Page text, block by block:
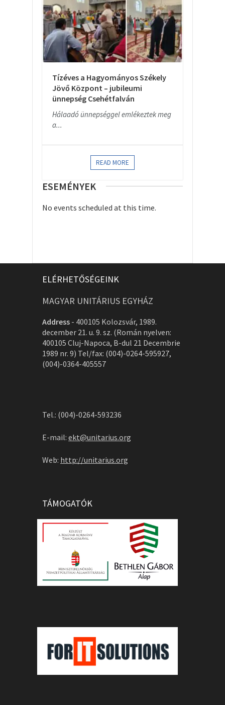
Tízéves a Hagyományos Székely
Jövő Központ – jubileumi
ünnepség Csehétfalván
Hálaadó ünnepséggel emlékeztek meg
a...
READ MORE
ESEMÉNYEK
No events scheduled at this time.
ELÉRHETŐSÉGEINK
MAGYAR UNITÁRIUS EGYHÁZ
Address - 400105 Kolozsvár, 1989.
december 21. u. 9. sz. (Román nyelven:
400105 Cluj-Napoca, B-dul 21 Decembrie
1989 nr. 9) Tel/fax: (004)-0264-595927,
(004)-0364-405557
Tel.: (004)-0264-593236
E-mail: ekt@unitarius.org
Web: http://unitarius.org
TÁMOGATÓK